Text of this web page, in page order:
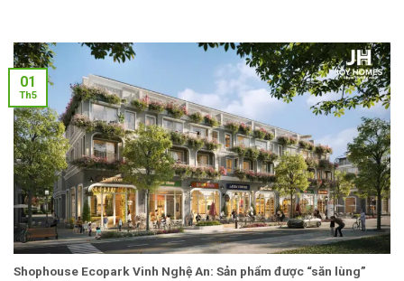
Shophouse Ecopark Vinh Nghệ An: Sản phẩm được “săn lùng”
01
Th5